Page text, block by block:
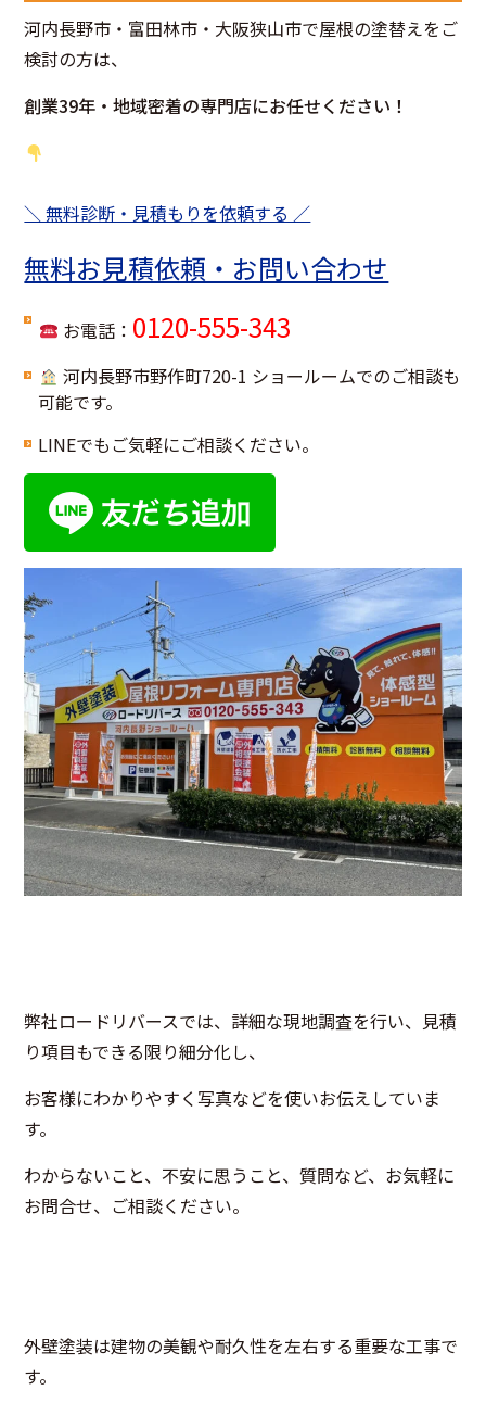
河内長野市・富田林市・大阪狭山市で屋根の塗替えをご
検討の方は、
創業39年・地域密着の専門店にお任せください！
＼ 無料診断・見積もりを依頼する ／
無料お見積依頼・お問い合わせ
お電話： 0120-555-343
河内長野市野作町720-1 ショールームでのご相談も
可能です。
LINEでもご気軽にご相談ください。
弊社ロードリバースでは、詳細な現地調査を行い、見積
り項目もできる限り細分化し、
お客様にわかりやすく写真などを使いお伝えしていま
す。
わからないこと、不安に思うこと、質問など、お気軽に
お問合せ、ご相談ください。
外壁塗装は建物の美観や耐久性を左右する重要な工事で
す。